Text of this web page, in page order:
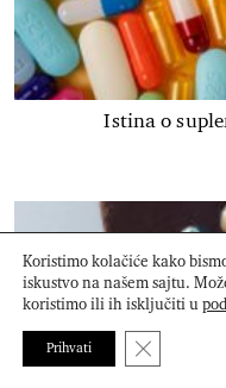
Istina o
Koristimo kolačiće kako
iskustvo na našem sajtu.
koristimo ili ih isključiti u
Prihvati Close